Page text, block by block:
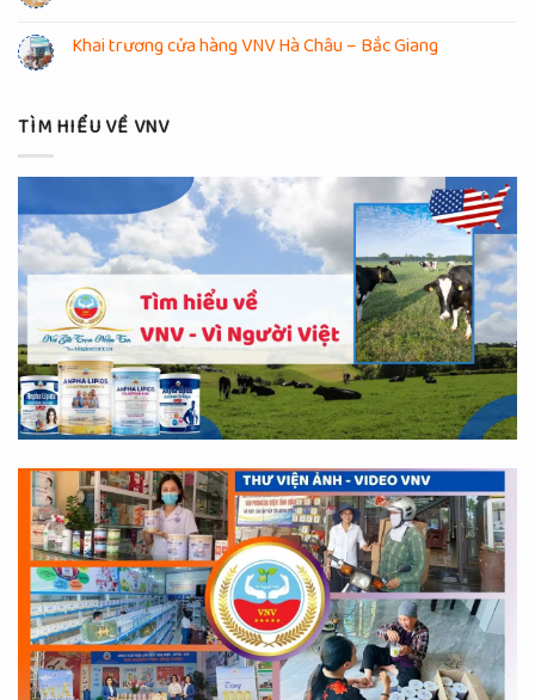
Khai trương cửa hàng VNV Hà Châu – Bắc Giang
TÌM HIỂU VỀ VNV